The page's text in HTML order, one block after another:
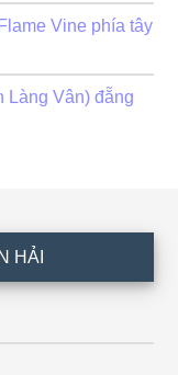
Vine phía tây
Làng Vân) đẵng
HẢI